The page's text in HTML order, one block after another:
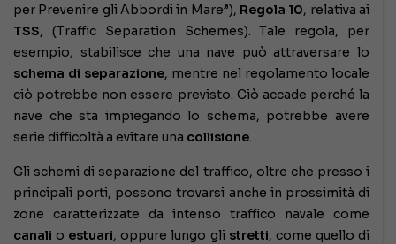
per Prevenire gli Abbordi in Mare”), Regola 10, relativa ai
TSS, (Traffic Separation Schemes). Tale regola, per
esempio, stabilisce che una nave può attraversare lo
schema di separazione, mentre nel regolamento locale
ciò potrebbe non essere previsto. Ciò accade perché la
nave che sta impiegando lo schema, potrebbe avere
serie difficoltà a evitare una collisione.
Gli schemi di separazione del traffico, oltre che presso i
principali porti, possono trovarsi anche in prossimità di
zone caratterizzate da intenso traffico navale come
canalio estuari, oppure lungo gli stretti, come quello di